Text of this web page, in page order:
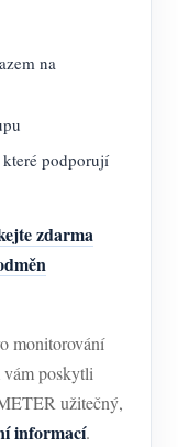
na
podporují
zdarma
monitorování
vám poskytli
užitečný,
informací.